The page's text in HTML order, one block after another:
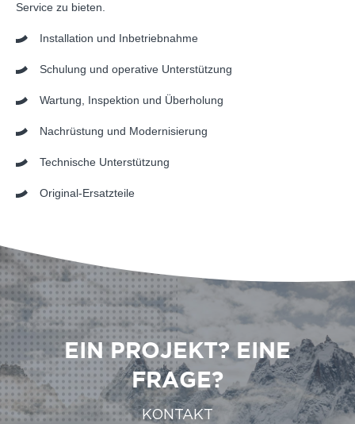
Service zu bieten.
Installation und Inbetriebnahme
Schulung und operative Unterstützung
Wartung, Inspektion und Überholung
Nachrüstung und Modernisierung
Technische Unterstützung
Original-Ersatzteile
EIN PROJEKT? EINE
FRAGE?
KONTAKT